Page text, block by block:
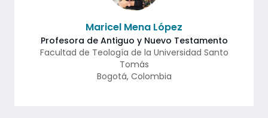
Maricel Mena López
Profesora de Antiguo y Nuevo Testamento
Facultad de Teología de la Universidad Santo
Tomás
Bogotá, Colombia